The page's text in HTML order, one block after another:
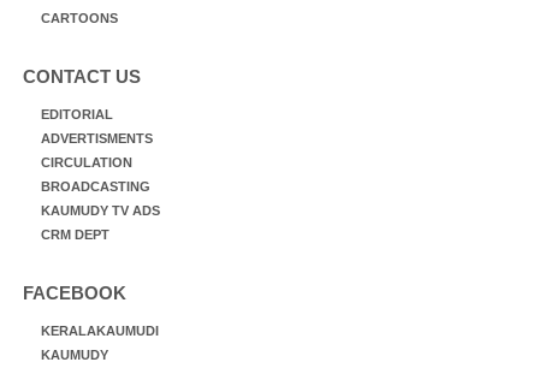
CARTOONS
CONTACT US
EDITORIAL
ADVERTISMENTS
CIRCULATION
BROADCASTING
KAUMUDY TV ADS
CRM DEPT
FACEBOOK
KERALAKAUMUDI
KAUMUDY